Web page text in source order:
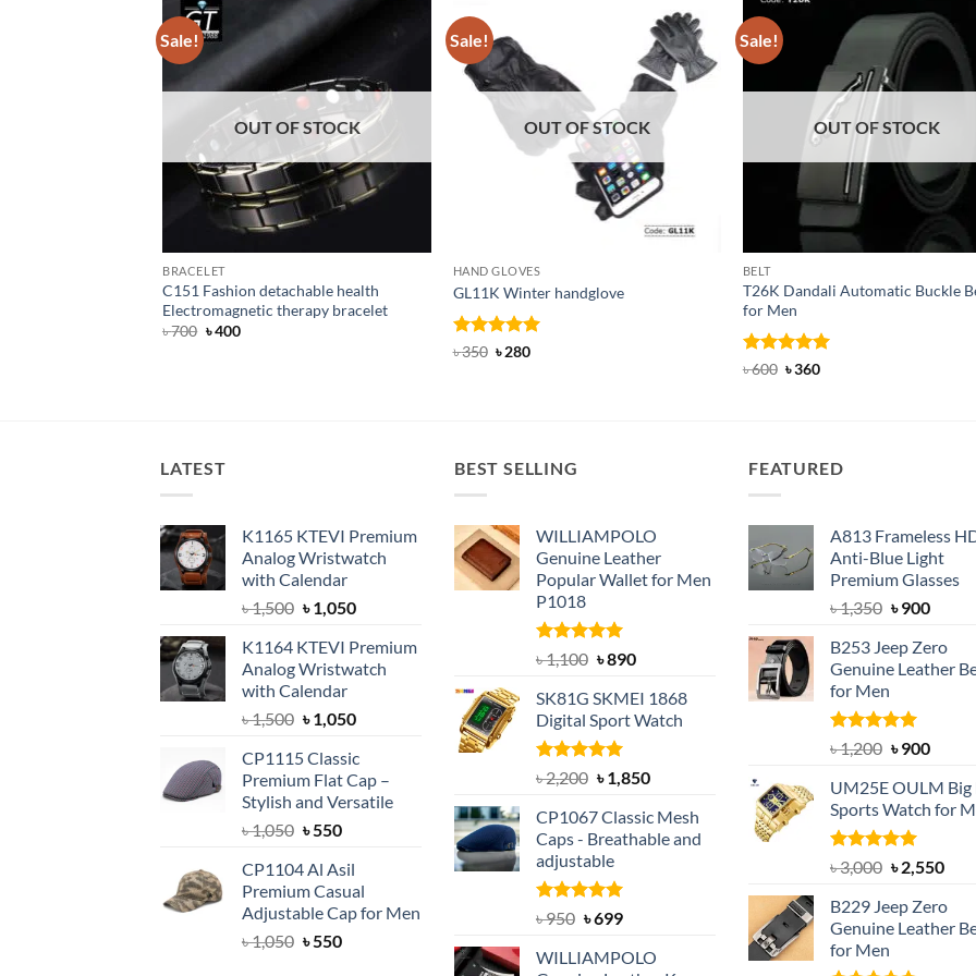
Sale!
OUT OF STOCK
BRACELET
C151 Fashion detachable health
Electromagnetic therapy bracelet
৳700 Original
৳400Current
Sale!
OUT OF STOCK
HAND GLOVES
GL11K Winter handglove
Rated5
৳350 Original
৳280Current
Sale!
OUT OF STOCK
BELT
T26K Dandali Automatic Buckle
for Men
Rated5
৳600 Original
৳360Current
LATEST
K1165 KTEVI Premium
Analog Wristwatch
with Calendar
৳1,500 Original
was:
৳ 1,500.
৳1,050Current
is:
৳ 1,050.
K1164 KTEVI Premium
Analog Wristwatch
with Calendar
৳1,500 Original
was:
৳ 1,500.
৳1,050Current
is:
৳ 1,050.
CP1115 Classic
Premium Flat Cap –
Stylish and Versatile
৳1,050 Original
was:
৳ 1,050.
৳550Current
is:
৳ 550.
CP1104 Al Asil
Premium Casual
Adjustable Cap for Men
৳1,050 Original
৳550Current
BEST SELLING
WILLIAMPOLO
Genuine Leather
Popular Wallet for Men
P1018
Rated5.00
out of 5
৳1,100 Original
was:
৳ 1,100.
৳890Current
is:
৳ 890.
SK81G SKMEI 1868
Digital Sport Watch
Rated5.00
out of 5
৳2,200 Original
was:
৳ 2,200.
৳1,850Current
is:
৳ 1,850.
CP1067 Classic Mesh
Caps - Breathable and
adjustable
Rated5.00
৳950 Original
was:
৳699Current
is:
WILLIAMPOLO
FEATURED
A813 Frameless
Anti-Blue Light
Premium Glasses
৳1,350 Original
was:
৳ 1,350.
৳900
is:
৳ 900.
B253 Jeep Zero
Genuine Leather
for Men
Rated5.00
out of 5
৳1,200 Original
was:
৳ 1,200.
৳900
is:
৳ 900.
UM25E OULM Big
Sports Watch for
Rated5.00
out of 5
৳3,000 Original
was:
৳ 3,000.
৳2,550
is:
৳
B229 Jeep Zero
Genuine Leather
for Men